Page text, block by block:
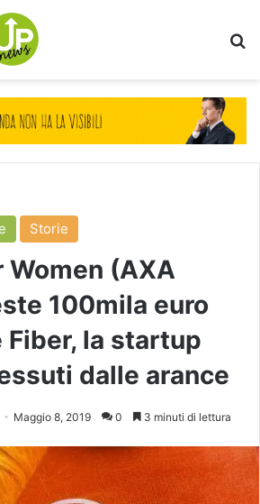
Storie
(AXA
100mila euro
Fiber, la startup
dalle arance
Maggio 8, 2019 0 3 minuti di lettura